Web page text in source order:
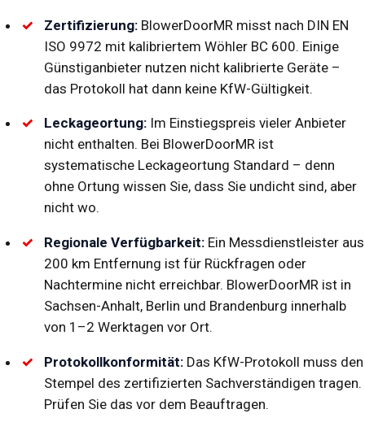
Zertifizierung:BlowerDoorMR misst nach DIN EN
ISO 9972 mit kalibriertem Wöhler BC 600. Einige
Günstiganbieter nutzen nicht kalibrierte Geräte –
das Protokoll hat dann keine KfW-Gültigkeit.
Leckageortung:Im Einstiegspreis vieler Anbieter
nicht enthalten. Bei BlowerDoorMR ist
systematische Leckageortung Standard – denn
ohne Ortung wissen Sie, dass Sie undicht sind, aber
nicht wo.
Regionale Verfügbarkeit:Ein Messdienstleister aus
200 km Entfernung ist für Rückfragen oder
Nachtermine nicht erreichbar. BlowerDoorMR ist in
Sachsen-Anhalt, Berlin und Brandenburg innerhalb
von 1–2 Werktagen vor Ort.
Protokollkonformität:Das KfW-Protokoll muss den
Stempel des zertifizierten Sachverständigen tragen.
Prüfen Sie das vor dem Beauftragen.